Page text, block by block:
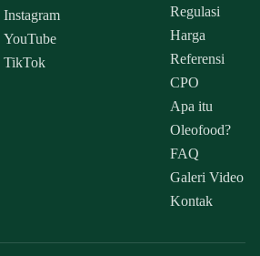
Instagram
YouTube
TikTok
Regulasi
Harga
Referensi
CPO
Apa itu
Oleofood?
FAQ
Galeri Video
Kontak